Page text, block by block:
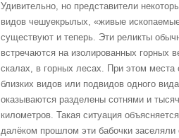
Удивительно, но представители
видов чешуекрылых, «живые
существуют и теперь. Эти реликты
встречаются на изолированных горных
скалах, в горных лесах. При этом места
близких видов или подвидов одного
оказываются разделены сотнями и
километров. Такая ситуация
далёком прошлом эти бабочки